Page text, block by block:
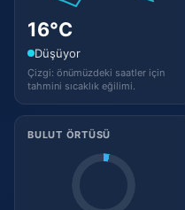
16°C
Düşüyor
Çizgi: önümüzdeki saatler için
tahmini sıcaklık eğilimi.
BULUT ÖRTÜSÜ